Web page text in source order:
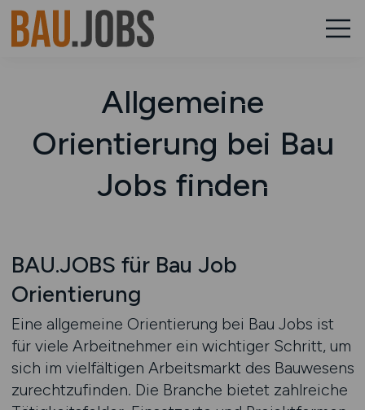
Allgemeine
Orientierung bei Bau
Jobs finden
BAU.JOBS für Bau Job
Orientierung
Eine allgemeine Orientierung bei Bau Jobs ist
für viele Arbeitnehmer ein wichtiger Schritt, um
sich im vielfältigen Arbeitsmarkt des Bauwesens
zurechtzufinden. Die Branche bietet zahlreiche